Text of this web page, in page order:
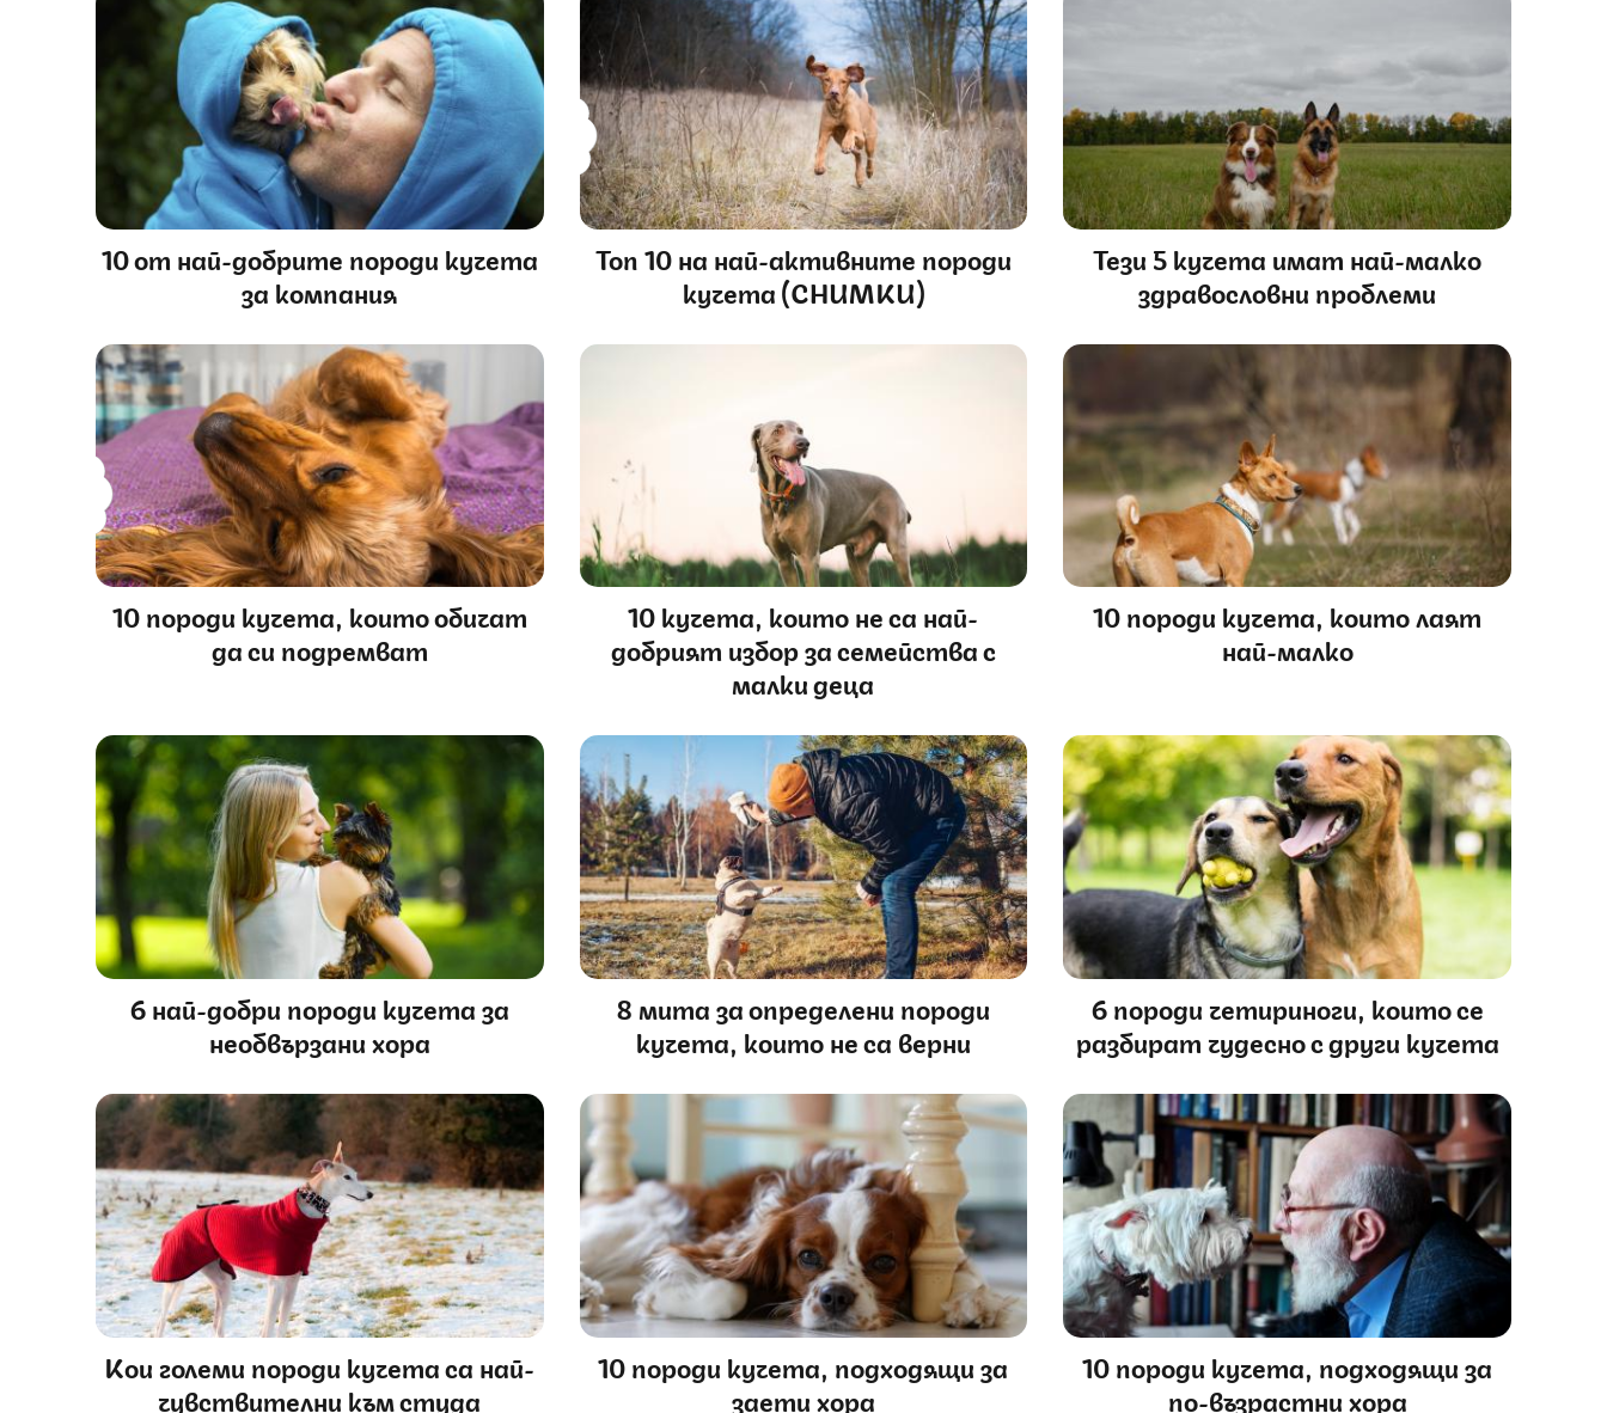
10 от най-добрите породи кучета
за компания
Топ 10 на най-активните породи
кучета (СНИМКИ)
Тези 5 кучета имат най-малко
здравословни проблеми
10 породи кучета, които обичат
да си подремват
10 кучета, които не са най-
добрият избор за семейства с
малки деца
10 породи кучета, които лаят
най-малко
6 най-добри породи кучета за
необвързани хора
8 мита за определени породи
кучета, които не са верни
6 породи четириноги, които се
разбират чудесно с други кучета
Кои големи породи кучета са най-
чувствителни към студа
10 породи кучета, подходящи за
заети хора
10 породи кучета, подходящи за
по-възрастни хора